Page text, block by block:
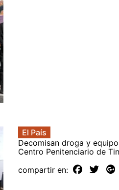
El País
Decomisan droga y
Centro Penitenciario de
compartir en: